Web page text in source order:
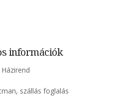
információk
Házirend
szállás foglalás